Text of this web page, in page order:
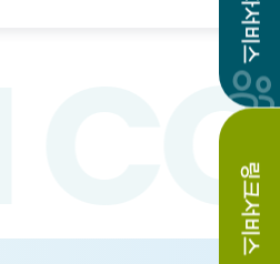
링크서비스